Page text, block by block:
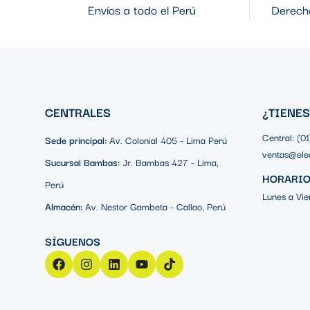
Envíos a todo el Perú
CENTRALES
Sede principal:Av. Colonial 405 - Lima Perú
Sucursal Bambas:Jr. Bambas 427 - Lima,
Perú
Almacén:Av. Nestor Gambeta - Callao, Perú
Central:
Lunes a